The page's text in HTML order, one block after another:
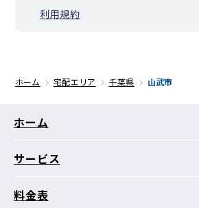
利用規約
ホーム 宅配エリア 千葉県 山武市
ホーム
サービス
料金表